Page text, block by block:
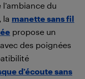
du
la manette sans fil
propose un
des poignées
d’écoute sans